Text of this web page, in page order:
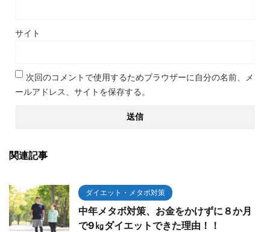
サイト
次回のコメントで使用するためブラウザーに自分の名前、メ
ールアドレス、サイトを保存する。
関連記事
ダイエット・メタボ対策
中年メタボ対策、お金をかけずに８か月
で9㎏ダイエットできた理由！！